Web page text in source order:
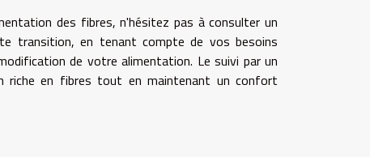
des fibres, n'hésitez pas à consulter un
transition, en tenant compte de vos besoins
de votre alimentation. Le suivi par un
riche en fibres tout en maintenant un confort